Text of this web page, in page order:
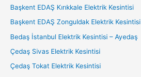
Başkent EDAŞ Kırıkkale Elektrik Kesintisi
Başkent EDAŞ Zonguldak Elektrik Kesintisi
Bedaş İstanbul Elektrik Kesintisi – Ayedaş
Çedaş Sivas Elektrik Kesintisi
Çedaş Tokat Elektrik Kesintisi